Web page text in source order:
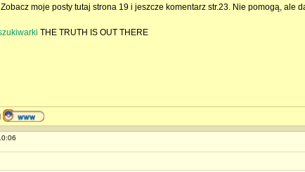
Zobacz moje posty tutaj strona 19 i jeszcze komentarz str.23. Nie pomogą, ale
THE TRUTH IS OUT THERE